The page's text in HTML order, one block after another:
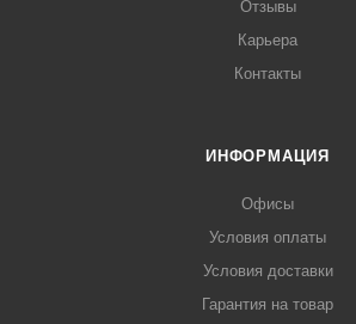
Отзывы
Карьера
Контакты
ИНФОРМАЦИЯ
Офисы
Условия оплаты
Условия доставки
Гарантия на товар